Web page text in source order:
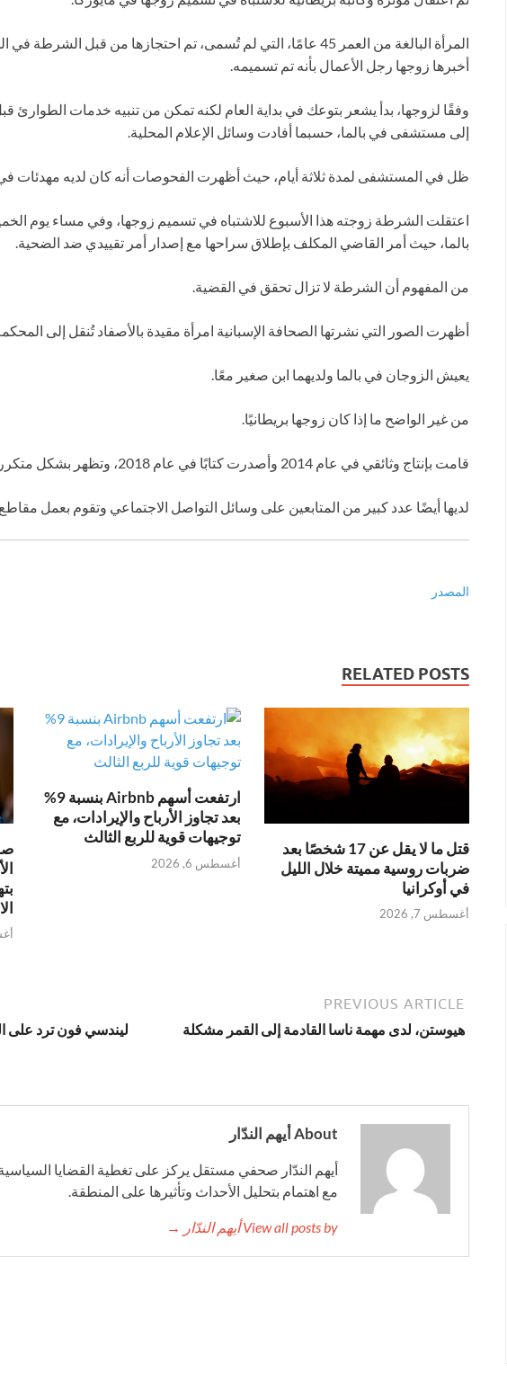
المرأة البالغة من العمر 45 عامًا، التي لم تُسمى، تم احتجازها من قبل
أخبرها زوجها رجل الأعمال بأنه تم تسميمه.
وفقًا لزوجها، بدأ يشعر بتوعك في بداية العام لكنه تمكن من تنبيه خدمات الطوارئ
إلى مستشفى في بالما، حسبما أفادت وسائل الإعلام المحلية.
ظل في المستشفى لمدة ثلاثة أيام، حيث أظهرت الفحوصات أنه كان لديه مهدئات
اعتقلت الشرطة زوجته هذا الأسبوع للاشتباه في تسميم زوجها، وفي مساء يوم
بالما، حيث أمر القاضي المكلف بإطلاق سراحها مع إصدار أمر تقييدي ضد الضحية.
من المفهوم أن الشرطة لا تزال تحقق في القضية.
أظهرت الصور التي نشرتها الصحافة الإسبانية امرأة مقيدة بالأصفاد تُنقل إلى
يعيش الزوجان في بالما ولديهما ابن صغير معًا.
من غير الواضح ما إذا كان زوجها بريطانيًا.
قامت بإنتاج وثائقي في عام 2014 وأصدرت كتابًا في عام 2018، وتظهر بشكل متكرر في البرامج الحوارية الإسبانية.
لديها أيضًا عدد كبير من المتابعين على وسائل التواصل الاجتماعي وتقوم بعمل مقاطع
المصدر
RELATED POSTS
قتل ما لا يقل عن 17 شخصًا بعد
ضربات روسية مميتة خلال الليل
في أوكرانيا
أغسطس 7, 2026
ارتفعت أسهم Airbnb بنسبة 9%
بعد تجاوز الأرباح والإيرادات، مع
توجيهات قوية للربع الثالث
أغسطس 6, 2026
PREVIOUS ARTICLE
هيوستن، لدى مهمة ناسا القادمة إلى القمر مشكلة
ليندسي فون ترد على
About أيهم الندّار
أيهم الندّار صحفي مستقل يركز على تغطية القضايا السياسية
مع اهتمام بتحليل الأحداث وتأثيرها على المنطقة.
View all posts by أيهم الندّار →